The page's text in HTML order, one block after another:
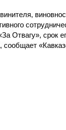
Отвагу», срок
сообщает